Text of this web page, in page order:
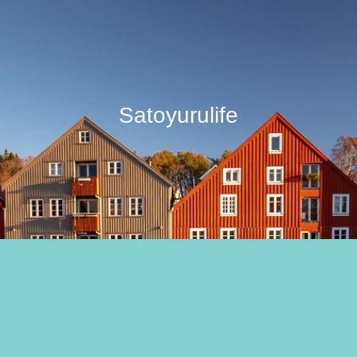
Satoyurulife